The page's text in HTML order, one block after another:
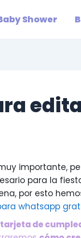
Shower
importante,
para la
por esto
whatsapp
de